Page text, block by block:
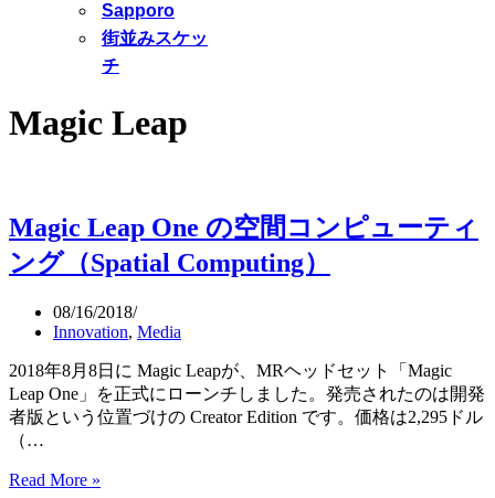
Sapporo
街並みスケッ
チ
Magic Leap
Magic Leap One の空間コンピューティ
ング（Spatial Computing）
08/16/2018
Innovation, Media
2018年8月8日に Magic Leapが、MRヘッドセット「Magic
Leap One」を正式にローンチしました。発売されたのは開発
者版という位置づけの Creator Edition です。価格は2,295ドル
（…
Read More »